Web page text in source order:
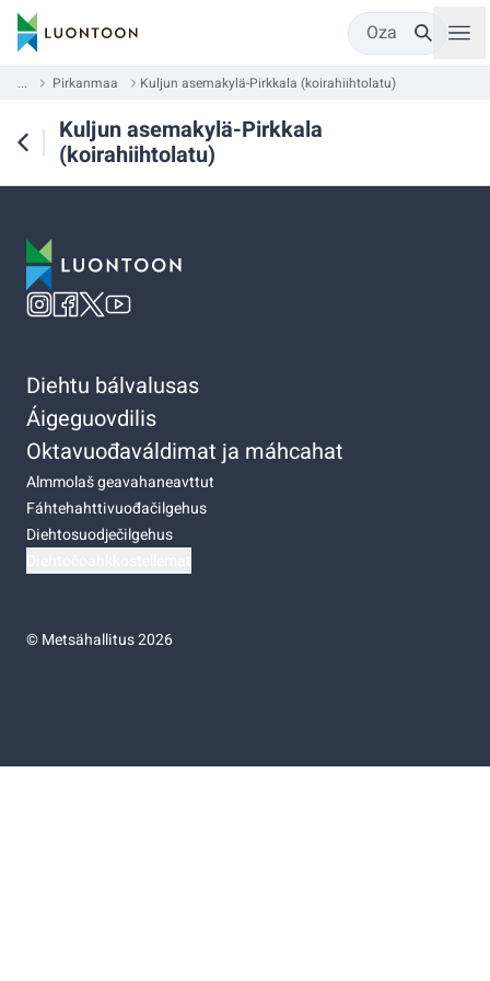
Oza
... Pirkanmaa Kuljun asemakylä-Pirkkala (koirahiihtolatu)
Kuljun asemakylä-Pirkkala
(koirahiihtolatu)
Diehtu bálvalusas
Áigeguovdilis
Oktavuođaváldimat ja máhcahat
Almmolaš geavahaneavttut
Fáhtehahttivuođačilgehus
Diehtosuodječilgehus
©Metsähallitus 2026